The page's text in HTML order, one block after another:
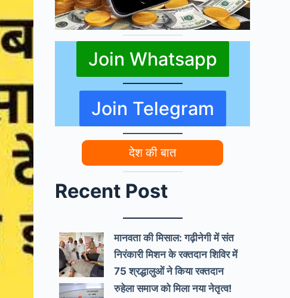
Join Whatsapp
Join Telegram
देश की बात
Recent Post
मानवता की मिसाल: गढ़ीनेगी में संत
निरंकारी मिशन के रक्तदान शिविर में
75 श्रद्धालुओं ने किया रक्तदान
रुहेला समाज को मिला नया नेतृत्व!